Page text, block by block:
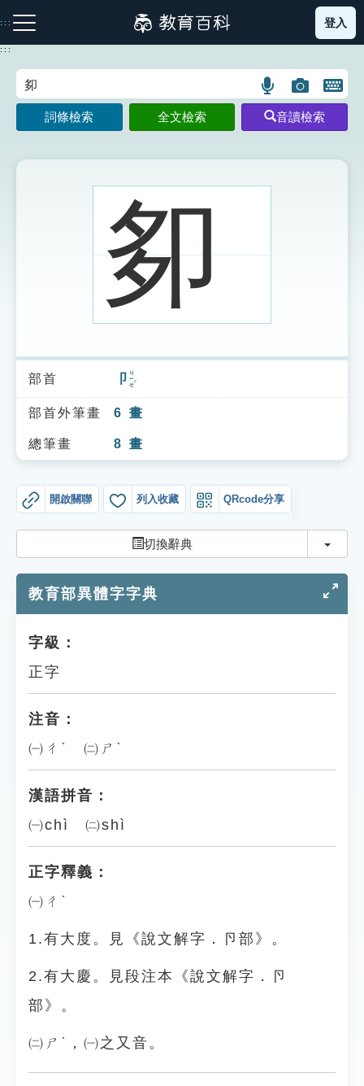
到
主
:::
注音索引圖示 筆畫索引圖示 部首索引表圖示
索引選單
知識索引
單字索引
遊戲專區
教學應用
貓頭鷹博士
登入
:::
語
言
搜
示
圖
片
搜
開
鍵
圖
詞條檢索 全文檢索 音讀檢索
卶
部首 卩 ㄐㄧㄝˊ
部首外筆畫 6 畫
總筆畫 8 畫
開啟關聯 列入收藏 QRcode分享
切換辭典 切換
教育部異體字字典
字級：
正字
注音：
㈠ㄔˋ ㈡ㄕˋ
漢語拼音：
㈠chì ㈡shì
正字釋義：
㈠ㄔˋ
1.有大度。見《說文解字．卪部》。
2.有大慶。見段注本《說文解字．卪
部》。
㈡ㄕˋ，㈠之又音。